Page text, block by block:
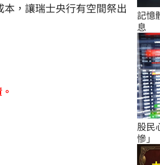
，讓瑞士央行有空間祭出
記憶
息
股民
慘」